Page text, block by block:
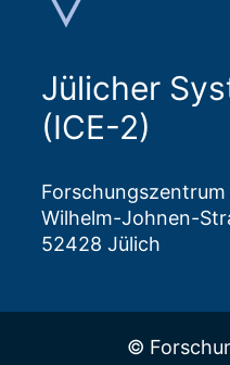
Jülicher
(ICE-2)
Forschungszentrum
Wilhelm-Johnen-
52428 Jülich
©